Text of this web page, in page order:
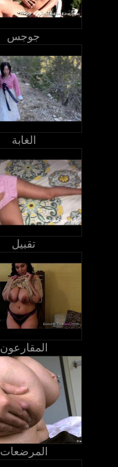
جوجس
الغابة
تقبيل
المقارعون
المرضعات